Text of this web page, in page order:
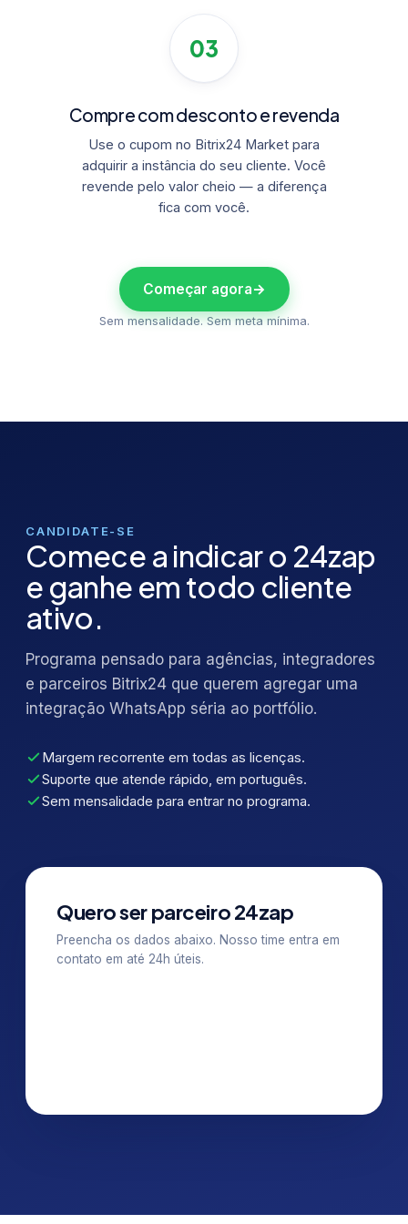
03
Compre com desconto e revenda
Use o cupom no Bitrix24 Market para
adquirir a instância do seu cliente. Você
revende pelo valor cheio — a diferença
fica com você.
Começar agora→
Sem mensalidade. Sem meta mínima.
CANDIDATE-SE
Comece a indicar o 24zap
e ganhe em todo cliente
ativo.
Programa pensado para agências, integradores
e parceiros Bitrix24 que querem agregar uma
integração WhatsApp séria ao portfólio.
Margem recorrente em todas as licenças.
Suporte que atende rápido, em português.
Sem mensalidade para entrar no programa.
Quero ser parceiro 24zap
Preencha os dados abaixo. Nosso time entra em
contato em até 24h úteis.